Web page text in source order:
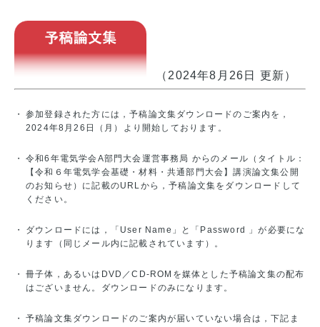
（2024年8月26日 更新）
・
参加登録された方には，予稿論文集ダウンロードのご案内を，
2024年8月26日（月）より開始しております。
・
令和6年電気学会A部門大会運営事務局 からのメール（タイトル：
【令和６年電気学会基礎・材料・共通部門大会】講演論文集公開
のお知らせ）に記載のURLから，予稿論文集をダウンロードして
ください。
・
ダウンロードには，「User Name」と「Password 」が必要にな
ります（同じメール内に記載されています）。
・
冊子体，あるいはDVD／CD-ROMを媒体とした予稿論文集の配布
はございません。ダウンロードのみになります。
・
予稿論文集ダウンロードのご案内が届いていない場合は，下記ま